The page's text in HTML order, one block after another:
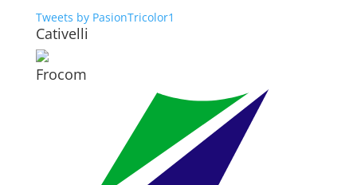
Tweets by PasionTricolor1
Cativelli
Frocom